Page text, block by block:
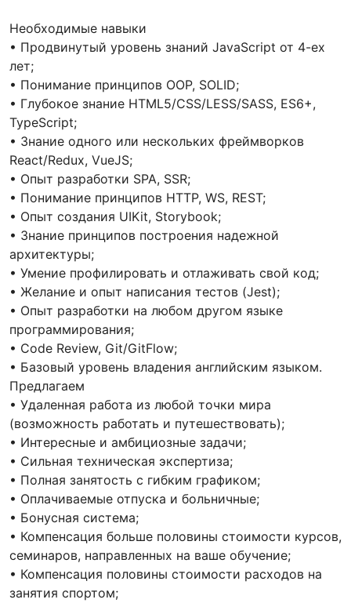
Необходимые навыки
• Продвинутый уровень знаний JavaScript от 4-ех
лет;
• Понимание принципов OOP, SOLID;
• Глубокое знание HTML5/CSS/LESS/SASS, ES6+,
TypeScript;
• Знание одного или нескольких фреймворков
React/Redux, VueJS;
• Опыт разработки SPA, SSR;
• Понимание принципов HTTP, WS, REST;
• Опыт создания UIKit, Storybook;
• Знание принципов построения надежной
архитектуры;
• Умение профилировать и отлаживать свой код;
• Желание и опыт написания тестов (Jest);
• Опыт разработки на любом другом языке
программирования;
• Code Review, Git/GitFlow;
• Базовый уровень владения английским языком.
Предлагаем
• Удаленная работа из любой точки мира
(возможность работать и путешествовать);
• Интересные и амбициозные задачи;
• Сильная техническая экспертиза;
• Полная занятость с гибким графиком;
• Оплачиваемые отпуска и больничные;
• Бонусная система;
• Компенсация больше половины стоимости курсов,
семинаров, направленных на ваше обучение;
• Компенсация половины стоимости расходов на
занятия спортом;